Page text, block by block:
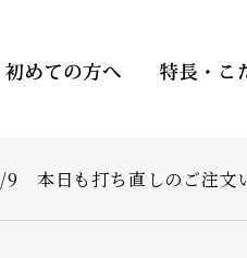
9 本日も打ち直しのご注文